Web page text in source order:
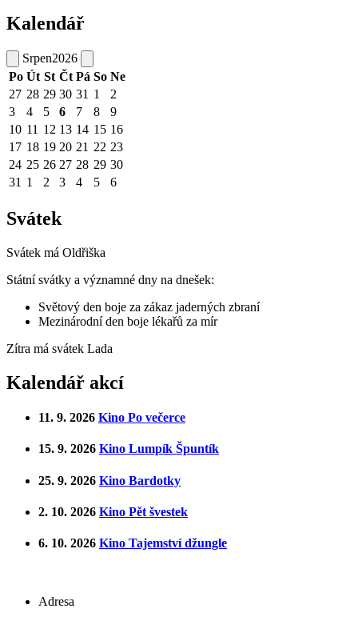
Kalendář
Srpen2026
Po Út St Čt Pá So Ne
27 28 29 30 31 1
2
3
4 5 6 7 8
9
10 11 12 13 14 15 16
17 18 19 20 21 22 23
24 25 26 27 28 29 30
31 1 2 3 4 5 6
Svátek
Svátek má Oldřiška
Státní svátky a významné dny na dnešek:
Světový den boje za zákaz jaderných zbraní
Mezinárodní den boje lékařů za mír
Zítra má svátek Lada
Kalendář akcí
11. 9. 2026 Kino Po večerce
15. 9. 2026 Kino Lumpík Špuntík
25. 9. 2026 Kino Bardotky
2. 10. 2026 Kino Pět švestek
6. 10. 2026 Kino Tajemství džungle
Adresa